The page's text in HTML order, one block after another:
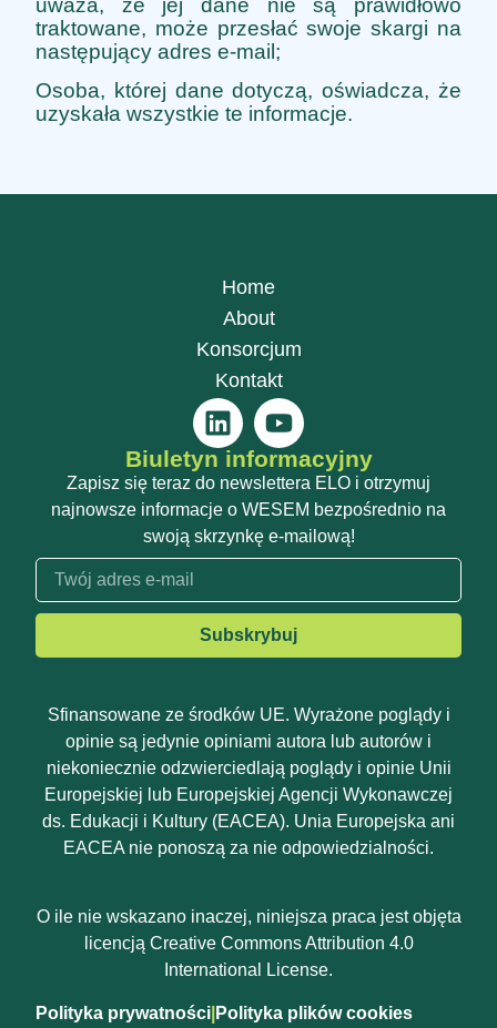
traktowane, może przesłać swoje skargi na
następujący adres e-mail;
Osoba, której dane dotyczą, oświadcza, że
uzyskała wszystkie te informacje.
Home
About
Konsorcjum
Kontakt
Biuletyn informacyjny
Zapisz się teraz do newslettera ELO i otrzymuj
najnowsze informacje o WESEM bezpośrednio na
swoją skrzynkę e-mailową!
Subskrybuj
Sfinansowane ze środków UE. Wyrażone poglądy i
opinie są jedynie opiniami autora lub autorów i
niekoniecznie odzwierciedlają poglądy i opinie Unii
Europejskiej lub Europejskiej Agencji Wykonawczej
ds. Edukacji i Kultury (EACEA). Unia Europejska ani
EACEA nie ponoszą za nie odpowiedzialności.
O ile nie wskazano inaczej, niniejsza praca jest objęta
licencją Creative Commons Attribution 4.0
International License.
Polityka prywatności Polityka plików cookies